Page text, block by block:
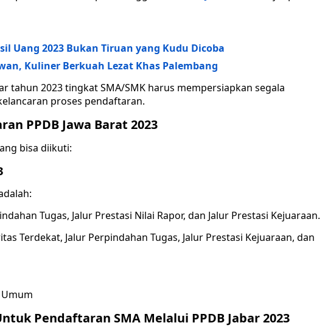
Uang 2023 Bukan Tiruan yang Kudu Dicoba
Kuliner Berkuah Lezat Khas Palembang
tahun 2023 tingkat SMA/SMK harus mempersiapkan segala
proses pendaftaran.
PPDB Jawa Barat 2023
bisa diikuti:
Tugas, Jalur Prestasi Nilai Rapor, dan Jalur Prestasi Kejuaraan.
Terdekat, Jalur Perpindahan Tugas, Jalur Prestasi Kejuaraan, dan
Pendaftaran SMA Melalui PPDB Jabar 2023